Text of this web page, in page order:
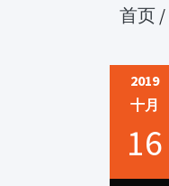
首页 /
2019
十月
16